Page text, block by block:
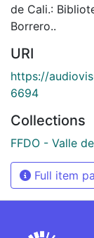
de Cali.:
Borrero..
URI
https://
6694
Collections
FFDO - Valle
Full item